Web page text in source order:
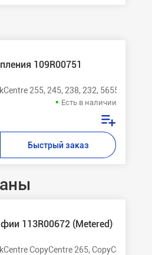
109R00751
255, 245, 238, 232, 5655, 5645,
Есть в наличии
Быстрый заказ
113R00672 (Metered)
CopyCentre 265, CopyCentre